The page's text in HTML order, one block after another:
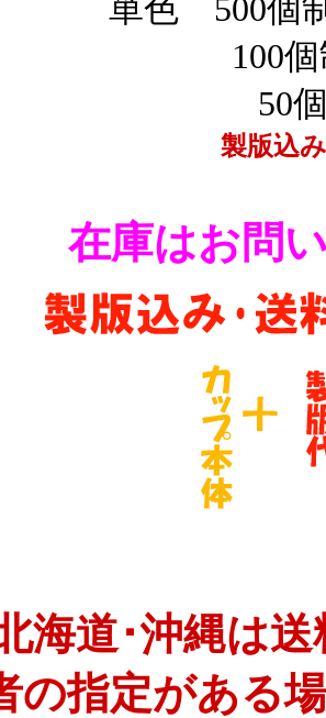
単色 500
100個
50
製版込
在庫はお問
海道･沖縄は送
の指定がある